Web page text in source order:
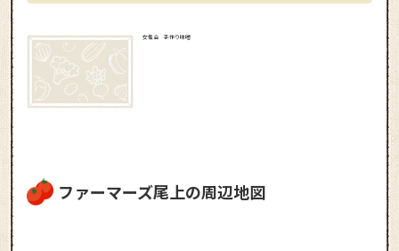
女性会 手作り味噌
ファーマーズ尾上の周辺地図